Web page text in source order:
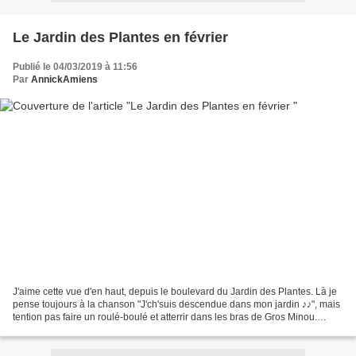
Le Jardin des Plantes en février
Publié le 04/03/2019 à 11:56
Par AnnickAmiens
J'aime cette vue d'en haut, depuis le boulevard du Jardin des Plantes. Là je
pense toujours à la chanson "J'ch'suis descendue dans mon jardin ♪♪", mais
tention pas faire un roulé-boulé et atterrir dans les bras de Gros Minou.